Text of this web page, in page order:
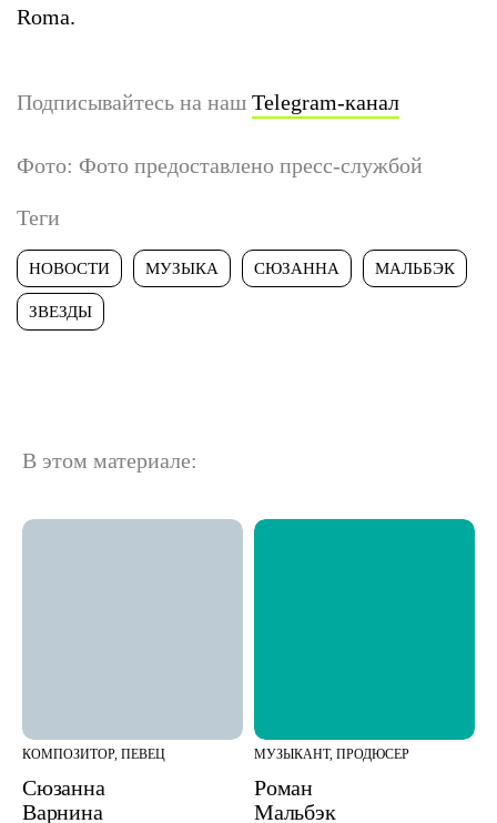
Roma.
Подписывайтесь на наш Telegram-канал
Фото: Фото предоставлено пресс-службой
Теги
НОВОСТИ МУЗЫКА СЮЗАННА МАЛЬБЭК
ЗВЕЗДЫ
В этом материале:
КОМПОЗИТОР, ПЕВЕЦ
Сюзанна
Варнина
МУЗЫКАНТ, ПРОДЮСЕР
Роман
Мальбэк